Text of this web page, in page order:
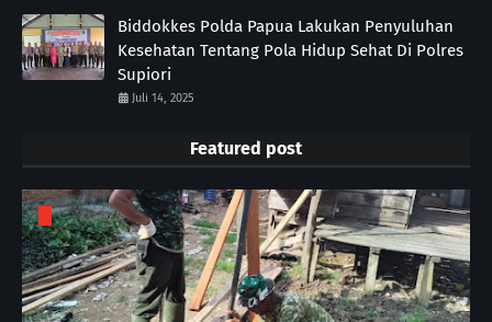
Biddokkes Polda Papua Lakukan Penyuluhan
Kesehatan Tentang Pola Hidup Sehat Di Polres
Supiori
Juli 14, 2025
Featured post